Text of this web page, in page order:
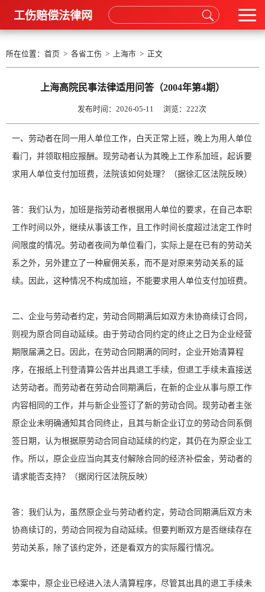
工伤赔偿法律网
所在位置： 首页 > 各省工伤 > 上海市 > 正文
上海高院民事法律适用问答（2004年第4期）
发布时间：2026-05-11 浏览： 222次
一、劳动者在同一用人单位工作，白天正常上班，晚上为用人单位
看门，并领取相应报酬。现劳动者认为其晚上工作系加班，起诉要
求用人单位支付加班费，法院该如何处理？（据徐汇区法院反映）
答：我们认为，加班是指劳动者根据用人单位的要求，在自己本职
工作时间以外，继续从事该工作，且工作时间长度超过法定工作时
间限度的情况。劳动者夜间为单位看门，实际上是在已有的劳动关
系之外，另外建立了一种雇佣关系，而不是对原来劳动关系的延
续。因此，这种情况不构成加班，不能要求用人单位支付加班费。
二、企业与劳动者约定，劳动合同期满后如双方未协商续订合同，
则视为原合同自动延续。由于劳动合同约定的终止之日为企业经营
期限届满之日。因此，在劳动合同期满的同时，企业开始清算程
序，在报纸上刊登清算公告并出具退工手续，但退工手续未直接送
达劳动者。而劳动者在劳动合同期满后，在新的企业从事与原工作
内容相同的工作，并与新企业签订了新的劳动合同。现劳动者主张
原企业未明确通知其合同终止，且其与新企业订立的劳动合同系倒
签日期，认为根据原劳动合同自动延续的约定，其仍在为原企业工
作。所以，原企业应当向其支付解除合同的经济补偿金，劳动者的
请求能否支持？（据闵行区法院反映）
答：我们认为，虽然原企业与劳动者约定，劳动合同期满后双方未
协商续订的，劳动合同视为自动延续。但要判断双方是否继续存在
劳动关系，除了该约定外，还是看双方的实际履行情况。
本案中，原企业已经进入法人清算程序，尽管其出具的退工手续未